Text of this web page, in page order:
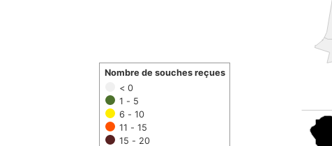
< 0
1 - 5
6 - 10
11 - 15
15 - 20
Nombre de souches reçues